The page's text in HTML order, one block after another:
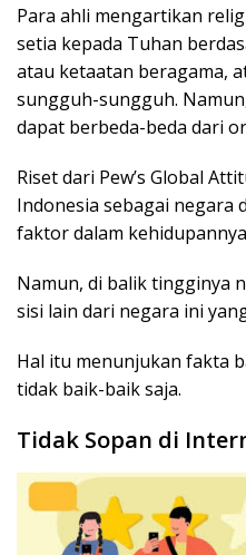
Para ahli mengartikan
setia kepada Tuhan
atau ketaatan beragama,
sungguh-sungguh.
dapat berbeda-beda dari
Riset dari Pew’s Global
Indonesia sebagai negara
faktor dalam
Namun, di balik tingginya
sisi lain dari negara ini
Hal itu menunjukan fakta
tidak baik-baik saja.
Tidak Sopan di